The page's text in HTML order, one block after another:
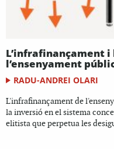
L’infrafinançament i
l’ensenyament
RADU-ANDREI OLARI
L'infrafinançament de
la inversió en el sistema
elitista que perpetua les